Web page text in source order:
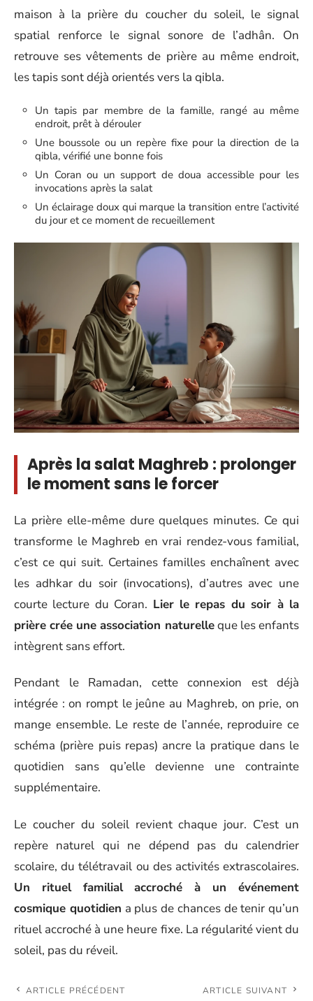
maison à la prière du coucher du soleil, le signal
spatial renforce le signal sonore de l’adhân. On
retrouve ses vêtements de prière au même endroit,
les tapis sont déjà orientés vers la qibla.
Un tapis par membre de la famille, rangé au même
endroit, prêt à dérouler
Une boussole ou un repère fixe pour la direction de la
qibla, vérifié une bonne fois
Un Coran ou un support de doua accessible pour les
invocations après la salat
Un éclairage doux qui marque la transition entre l’activité
du jour et ce moment de recueillement
Après la salat Maghreb : prolonger
le moment sans le forcer
La prière elle-même dure quelques minutes. Ce qui
transforme le Maghreb en vrai rendez-vous familial,
c’est ce qui suit. Certaines familles enchaînent avec
les adhkar du soir (invocations), d’autres avec une
courte lecture du Coran. Lier le repas du soir à la
prière crée une association naturelleque les enfants
intègrent sans effort.
Pendant le Ramadan, cette connexion est déjà
intégrée : on rompt le jeûne au Maghreb, on prie, on
mange ensemble. Le reste de l’année, reproduire ce
schéma (prière puis repas) ancre la pratique dans le
quotidien sans qu’elle devienne une contrainte
supplémentaire.
Le coucher du soleil revient chaque jour. C’est un
repère naturel qui ne dépend pas du calendrier
scolaire, du télétravail ou des activités extrascolaires.
Un rituel familial accroché à un événement
cosmique quotidien a plus de chances de tenir qu’un
rituel accroché à une heure fixe. La régularité vient du
soleil, pas du réveil.
ARTICLE PRÉCÉDENT ARTICLE SUIVANT